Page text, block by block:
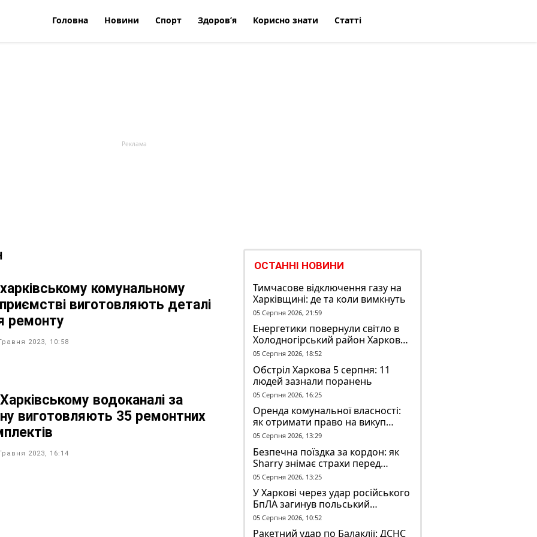
Головна Новини Спорт Здоров’я Корисно знати Статті
комунальному
виготовляють деталі
ремонту
2023, 10:58
водоканалі за
виготовляють 35 ремонтних
2023, 16:14
ОСТАННІ НОВИНИ
Тимчасове відключення газу на
Харківщині: де та коли вимкнуть
05 Серпня 2026, 21:59
Енергетики повернули світло в
Холодногірський район Харкова
після ворожого обстрілу
05 Серпня 2026, 18:52
Обстріл Харкова 5 серпня: 11
людей зазнали поранень
05 Серпня 2026, 16:25
Оренда комунальної власності:
як отримати право на викуп
об’єкта
05 Серпня 2026, 13:29
Безпечна поїздка за кордон: як
Sharry знімає страхи перед
довгою дорогою
05 Серпня 2026, 13:25
У Харкові через удар російського
БпЛА загинув польський
волонтер Марек Русек-
Вольський
05 Серпня 2026, 10:52
Ракетний удар по Балаклії: ДСНС